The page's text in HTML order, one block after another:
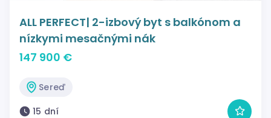
ALL PERFECT| 2-izbový byt s balkónom a
nízkymi mesačnými nák
147 900 €
Sereď
15 dní